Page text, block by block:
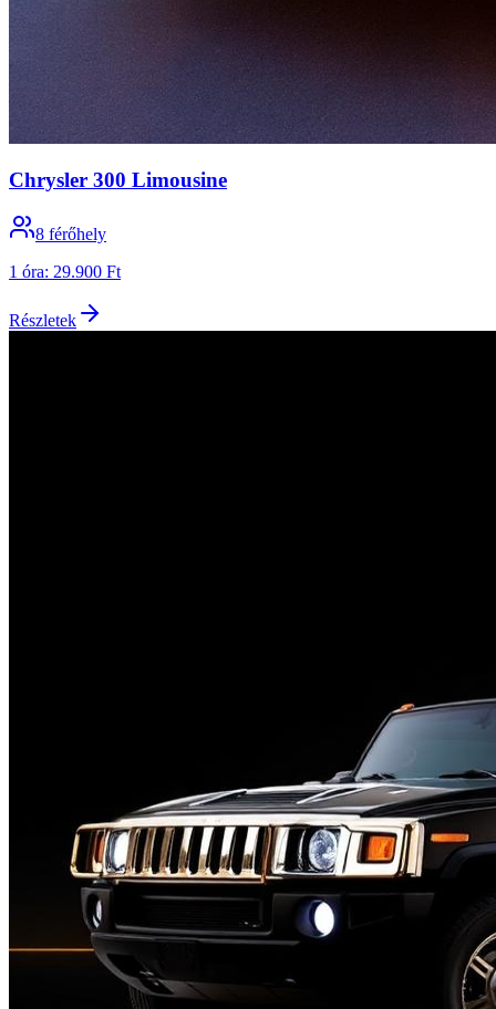
Chrysler 300 Limousine
8 férőhely
1 óra: 29.900 Ft
Részletek